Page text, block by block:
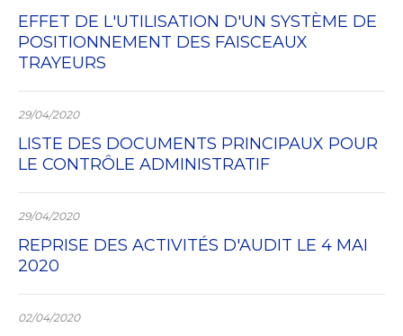
EFFET DE L'UTILISATION D'UN SYSTÈME DE
POSITIONNEMENT DES FAISCEAUX
TRAYEURS
29/04/2020
LISTE DES DOCUMENTS PRINCIPAUX POUR
LE CONTRÔLE ADMINISTRATIF
29/04/2020
REPRISE DES ACTIVITÉS D'AUDIT LE 4 MAI
2020
02/04/2020